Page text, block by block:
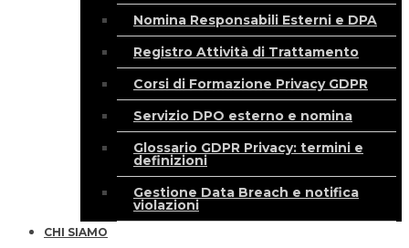
Nomina Responsabili Esterni e DPA
Registro Attività di Trattamento
Corsi di Formazione Privacy GDPR
Servizio DPO esterno e nomina
Glossario GDPR Privacy: termini e
definizioni
Gestione Data Breach e notifica
violazioni
CHI SIAMO